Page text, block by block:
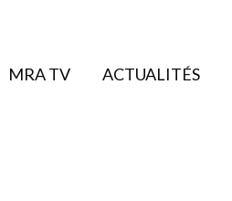
MRA TV ACTUALITÉS